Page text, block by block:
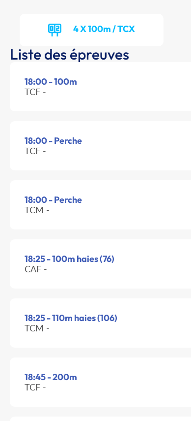
4 X 100m / TCX
Liste des épreuves
18:00 - 100m
TCF -
18:00 - Perche
TCF -
18:00 - Perche
TCM -
18:25 - 100m haies (76)
CAF -
18:25 - 110m haies (106)
TCM -
18:45 - 200m
TCF -